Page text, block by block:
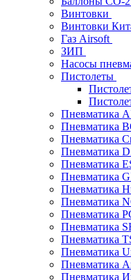
Винтовки
Винтовки
Газ Airsoft
ЗИП
Насосы
Пистолеты
Пневматика
Пневматика
Пневматика
Пневматика
Пневматика
Пневматика
Пневматика
Пневматика
Пневматика
Пневматика
Пневматика
Пневматика
Пневматика
Пневматика